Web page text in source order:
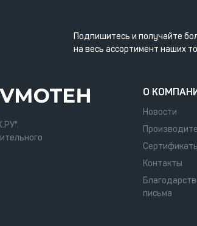
Подпишитесь и получайте
на весь ассортимент наших
О
Новости
Контакты
письма